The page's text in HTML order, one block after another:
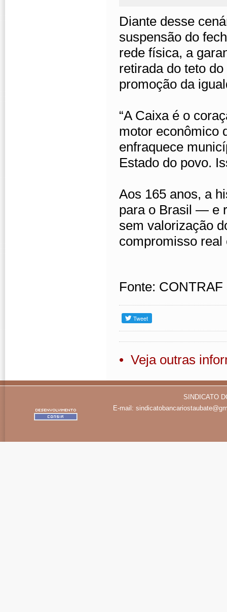
Diante desse
suspensão do
rede física, a
retirada do teto
promoção da
“A Caixa é o
motor econômico
enfraquece
Estado do povo.
Aos 165 anos, a
para o Brasil — e
sem valorização
compromisso
Fonte: CONTRAF
• Veja outras
SINDICATO
E-mail: